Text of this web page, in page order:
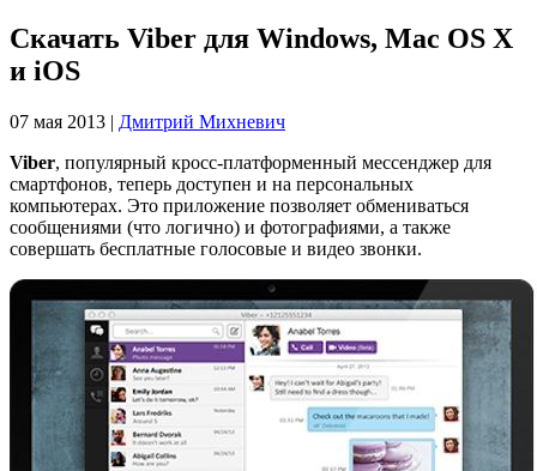
Скачать Viber для Windows, Mac OS X
и iOS
07 мая 2013 | Дмитрий Михневич
Viber, популярный кросс-платформенный мессенджер для
смартфонов, теперь доступен и на персональных
компьютерах. Это приложение позволяет обмениваться
сообщениями (что логично) и фотографиями, а также
совершать бесплатные голосовые и видео звонки.